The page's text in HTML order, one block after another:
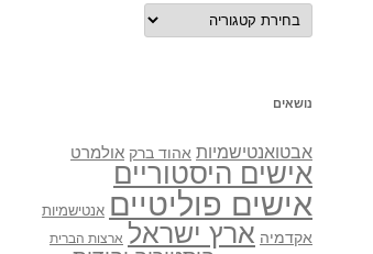
נושאים
נושאים
אבטואנטישמיות אהוד ברק אולמרט
אישים היסטוריים
אישים פוליטיים אנטישמיות
אקדמיה ארץ ישראל ארצות הברית